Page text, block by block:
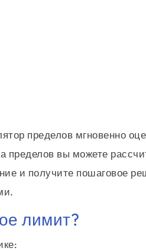
пределов мгновенно
пределов вы можете
и получите пошаговое
лимит?